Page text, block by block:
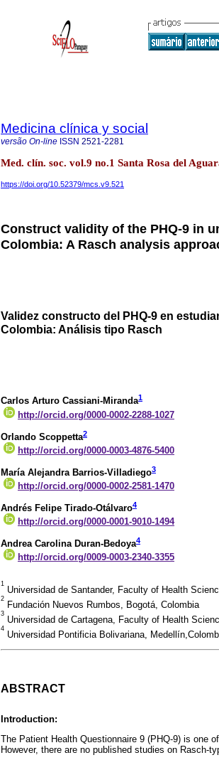
Medicina clínica y social
versão On-line ISSN 2521-2281
Med. clín. soc. vol.9 no.1 Santa Rosa del
https://doi.org/10.52379/mcs.v9.521
Construct validity of the PHQ-9 in
Colombia: A Rasch analysis
Validez constructo del PHQ-9 en
Colombia: Análisis tipo Rasch
Carlos Arturo Cassiani-Miranda1
http://orcid.org/0000-0002-2288-1027
Orlando Scoppetta2
http://orcid.org/0000-0003-4876-5400
María Alejandra Barrios-Villadiego3
http://orcid.org/0000-0002-2581-1470
Andrés Felipe Tirado-Otálvaro4
http://orcid.org/0000-0001-9010-1494
Andrea Carolina Duran-Bedoya4
http://orcid.org/0009-0003-2340-3355
1
Universidad de Santander, Faculty of Health
2
Fundación Nuevos Rumbos, Bogotá, Colombia
3
Universidad de Cartagena, Faculty of Health
4
Universidad Pontificia Bolivariana,
ABSTRACT
Introduction:
The Patient Health Questionnaire 9 (PHQ-9) is one
However, there are no published studies on Rasch-